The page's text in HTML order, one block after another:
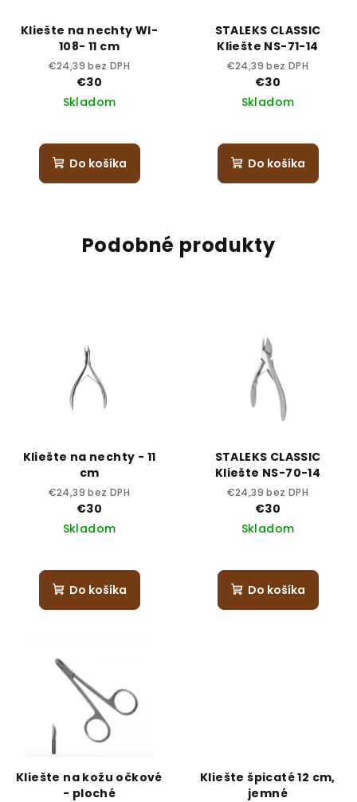
Kliešte na nechty WI-
108- 11 cm
€24,39 bez DPH
€30
Skladom
Do košíka
STALEKS CLASSIC
Kliešte NS-71-14
€24,39 bez DPH
€30
Skladom
Do košíka
Podobné produkty
Kliešte na nechty - 11
cm
€24,39 bez DPH
€30
Skladom
Do košíka
STALEKS CLASSIC
Kliešte NS-70-14
€24,39 bez DPH
€30
Skladom
Do košíka
Kliešte na kožu očkové
- ploché
Kliešte špicaté 12 cm,
jemné